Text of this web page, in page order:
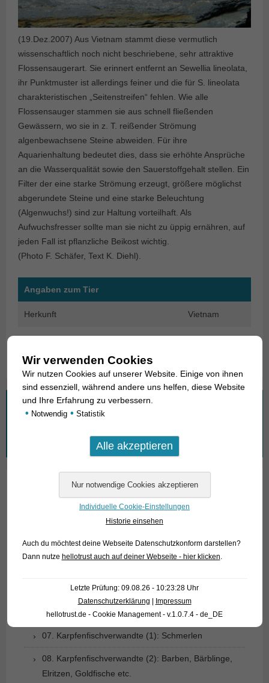
(19.Dez.2007) Aus Vietnam stammt diese vermutlich
wissenschaftlich noch nicht beschriebene, sehr attraktive
Flossensaugerart. Sie erinnert entfernt an Sewellia lineolata,
ihr Punktmuster ist allerdings feiner und die für S. lineolata
charakteristischen „Seitenstreifen“ fehlen. Wie alle
Flossensauger stammen sie aus schnell fließenden
Gewässern, wo sie in z. T. reißender Strömung
algenbewachsene Steine abweiden. Für ihre
Aquarienhaltung bedeutet dies, dass sie erhöhte Ansprüche
an die Wasserqualität sowie den Sauerstoffgehalt stellen. Ein
Filter der eine starke Strömung erzeugt, größere möglichst
abgerundete Steine und eine starke Beleuchtung
(Algenwuchs!) sind zur Haltung vorteilhaft. Als
Aufwuchsfresser sollte man sie nicht zu üppig ernähren, auf
jeden Fall ist pflanzliche Beikost wichtig.
(Photo F. Schäfer, Text K. Diehl).
Angaben zum Tier
Herkunft Vietnam
Verfügbare Größe in cm 5-6
Wonach suchen Sie?
01. Rochen
02. Lebende Fossilien
03. Knochenzüngler
05. Aalartige
06. Heringsverwandte
07. Karpfenfischverwandte (1): Schmerlen
08. Karpfenfischverwandte (2): Barben, Bärblinge,
Elritzen, Goldfische etc.
Wir verwenden Cookies
Wir nutzen Cookies auf unserer Website. Einige von ihnen
sind essenziell, während andere uns helfen, diese Website
und Ihre Erfahrung zu verbessern.
• Notwendig • Statistik
Individuelle Cookie-Einstellungen
Historie einsehen
Auch du möchtest deine Webseite Datenschutzkonform darstellen?
Dann nutze hellotrust auch auf deiner Webseite - hier klicken
Letzte Prüfung: 09.08.26 - 10:23:28 Uhr
Datenschutzerklärung | Impressum
hellotrust.de - Cookie Management - v.1.0.7.4 - de_DE